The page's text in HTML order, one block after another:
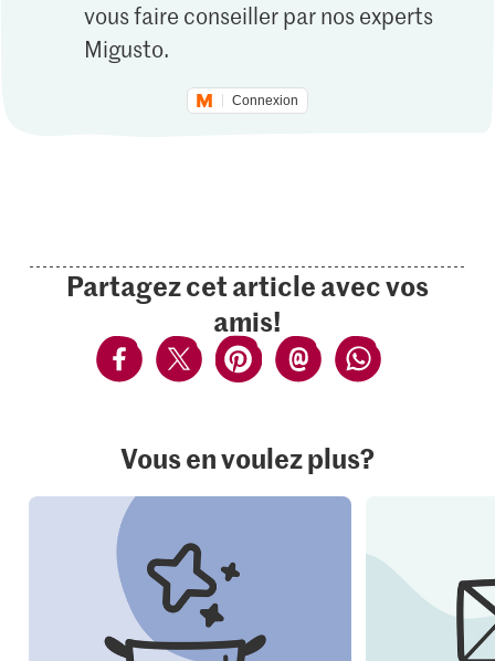
vous faire conseiller par nos experts
Migusto.
Connexion
Partagez cet article avec vos
amis!
Vous en voulez plus?